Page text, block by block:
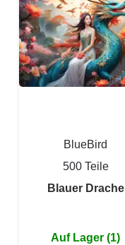
BlueBird
500 Teile
Blauer Drache
Auf Lager (1)